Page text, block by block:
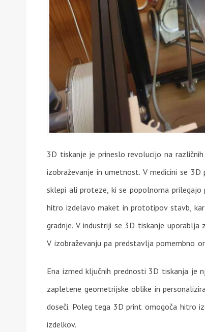
3D tiskanje je prineslo revolucijo na
izobraževanje in umetnost. V medicini se
sklepi ali proteze, ki se popolnoma
hitro izdelavo maket in prototipov stavb,
gradnje. V industriji se 3D tiskanje
V izobraževanju pa predstavlja pomembno
Ena izmed ključnih prednosti 3D tiskanja
zapletene geometrijske oblike in
doseči. Poleg tega 3D print omogoča hitro
izdelkov.